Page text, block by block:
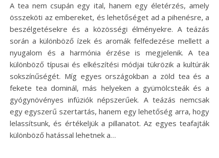
A tea nem csupán egy ital, hanem egy életérzés, amely
összeköti az embereket, és lehetőséget ad a pihenésre, a
beszélgetésekre és a közösségi élményekre. A teázás
során a különböző ízek és aromák felfedezése mellett a
nyugalom és a harmónia érzése is megjelenik. A tea
különböző típusai és elkészítési módjai tükrözik a kultúrák
sokszínűségét. Míg egyes országokban a zöld tea és a
fekete tea dominál, más helyeken a gyümölcsteák és a
gyógynövényes infúziók népszerűek. A teázás nemcsak
egy egyszerű szertartás, hanem egy lehetőség arra, hogy
lelassítsunk, és értékeljük a pillanatot. Az egyes teafajták
különböző hatással lehetnek a…